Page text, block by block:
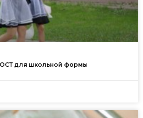
для школьной формы